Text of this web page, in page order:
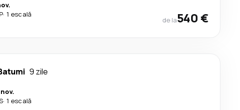
· 1 escală
de la540 €
9 zile
· 1 escală